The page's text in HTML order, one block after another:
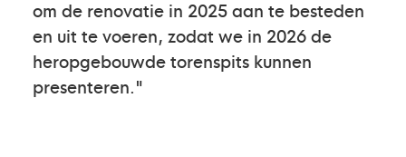
om de renovatie in 2025 aan te besteden
en uit te voeren, zodat we in 2026 de
heropgebouwde torenspits kunnen
presenteren."